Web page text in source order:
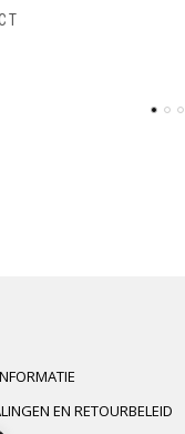
EN RETOURBELEID